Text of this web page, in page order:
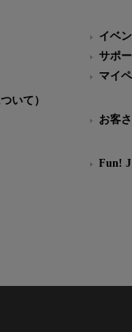
いて）
イベ
サポ
マイ
お客
Fun!